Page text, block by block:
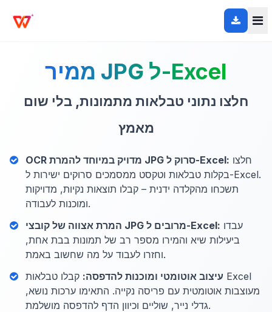
ממיר JPG ל-Excel
חלצו נתוני טבלאות מתמונות, בלי שום
מאמץ
OCR מדויק במיוחד להמרת JPG סרוק ל-Excel:
בקלות טבלאות וטקסט ממסמכים סרוקים ישירות ל-Excel.
תשכחו מהקלדה ידנית – קבלו תוצאות נקיות, מדויקות
ומוכנות לעבודה.
המרת אצווה של קובצי JPG מרובים ל-Excel:
ביעילות שיא והמירו מספר רב של תמונות בבת אחת,
וחזרו לעבוד על מה שחשוב באמת.
עיצוב אוטומטי ומוכנות להדפסה: קבלו טבלאות Excel
מעוצבות אוטומטית עם פריסה נקייה. התאימו ערכות נושא,
גדלי נייר, שוליים וכיוון הדף להדפסה מושלמת.